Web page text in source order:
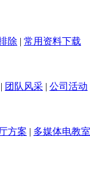
除 | 常用资料下载
| 团队风采 | 公司活动
方案 | 多媒体电教室